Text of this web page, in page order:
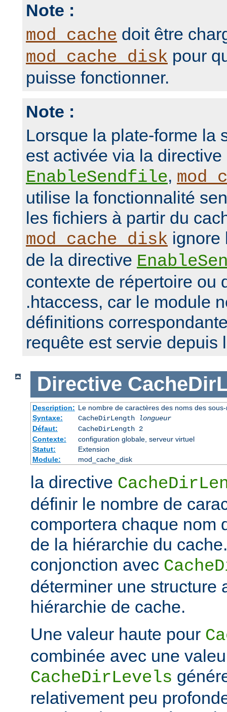
Note :
mod_cache doit être
mod_cache_disk pour
puisse fonctionner.
Note :
Lorsque la plate-forme la
est activée via la directive
EnableSendfile,
utilise la fonctionnalité
les fichiers à partir du
mod_cache_disk ignore
de la directive
contexte de répertoire ou
.htaccess, car le module
définitions
requête est servie depuis
Directive
Description: Le nombre de caractères des noms des
Syntaxe:
CacheDirLength
longueur
Défaut:
CacheDirLength 2
Contexte:
configuration globale, serveur virtuel
Statut:
Extension
Module:
mod_cache_disk
la directive
définir le nombre de
comportera chaque nom
de la hiérarchie du
conjonction avec
déterminer une structure
hiérarchie de cache.
Une valeur haute pour
combinée avec une
CacheDirLevels
relativement peu